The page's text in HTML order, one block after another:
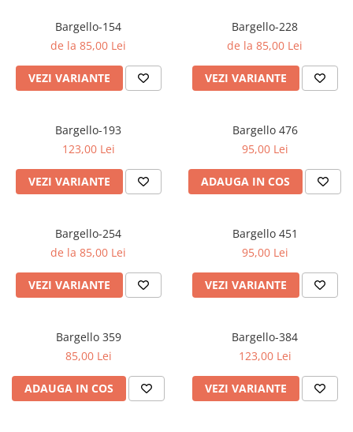
Cypre-Fructat
Cypre-Floral
Floral - Lemnos - Mosc
Oriental-Lemnos
Floral-Fructat-Gurmand
Oriental-Floral
Floral-Fructat/Gurmand
Oriental-Vanilat
Lemnos-Cypre
Floral-Aldehidic
Floral-Lemnos
Oriental-Condimentat
Lemnos-Condimentat
Oriental-Lemnos
Aromatic-Condimentat
Lemnos-Floral/Mosc
Oriental-Floral
Oriental-Fougere
Aromatic-Acvatic
Lemnos-Cypre
Floral-Fructat
Citric
Aromatic
Bargello-154
de la 85,00 Lei
VEZI VARIANTE
Bargello-228
de la 85,00 Lei
VEZI VARIANTE
Bargello-193
123,00 Lei
VEZI VARIANTE
Bargello 476
95,00 Lei
ADAUGA IN COS
Bargello-254
de la 85,00 Lei
VEZI VARIANTE
Bargello 451
95,00 Lei
VEZI VARIANTE
Bargello 359
85,00 Lei
ADAUGA IN COS
Bargello-384
123,00 Lei
VEZI VARIANTE